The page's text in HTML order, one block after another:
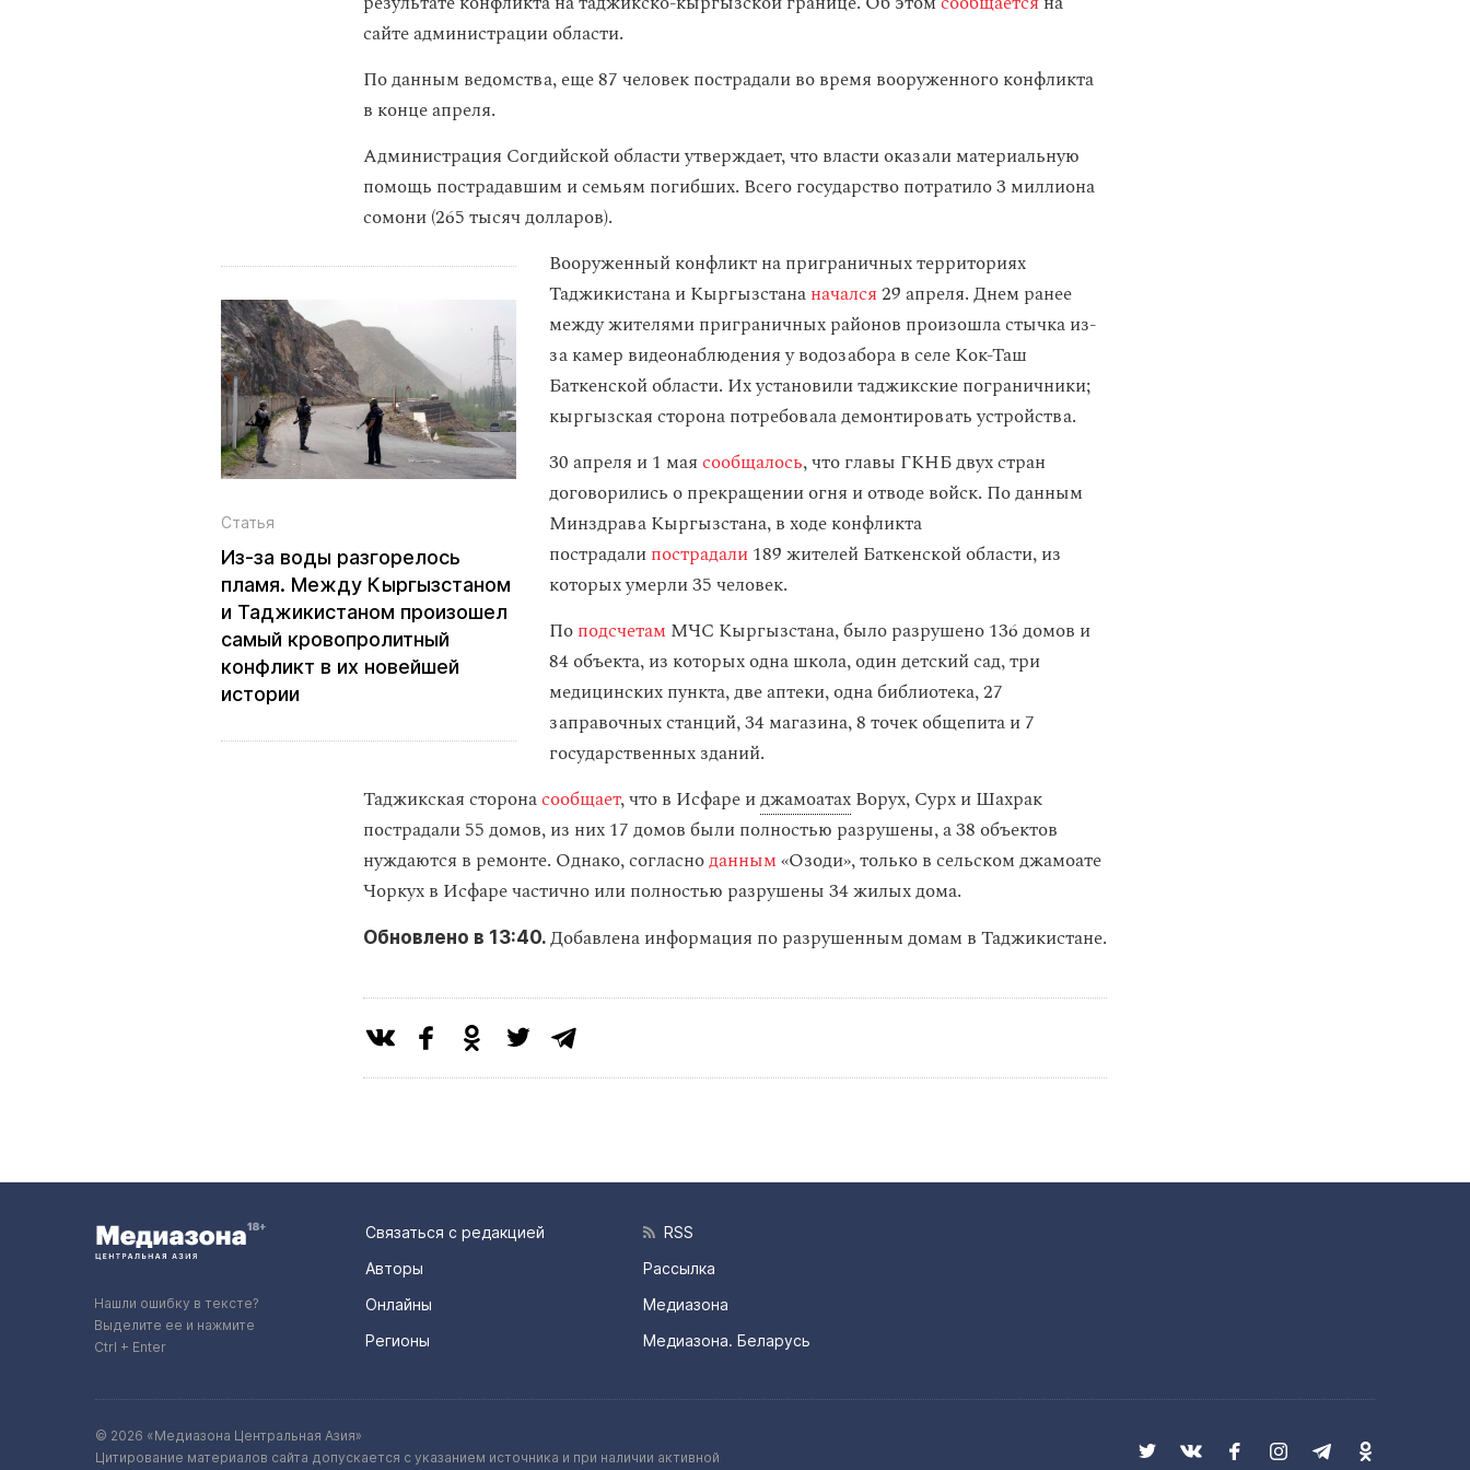
сайте администрации области.
По данным ведомства, еще 87 человек пострадали во время вооруженного конфликта
в конце апреля.
Администрация Согдийской области утверждает, что власти оказали материальную
помощь пострадавшим и семьям погибших. Всего государство потратило 3 миллиона
сомони (265 тысяч долларов).
Статья
Из‑за воды разгорелось
пламя. Между Кыргызстаном
и Таджикистаном произошел
самый кровопролитный
конфликт в их новейшей
истории
Вооруженный конфликт на приграничных территориях
Таджикистана и Кыргызстананачался29 апреля. Днем ранее
между жителями приграничных районов произошла стычка из-
за камер видеонаблюдения у водозабора в селе Кок-Таш
Баткенской области. Их установили таджикские пограничники;
кыргызская сторона потребовала демонтировать устройства.
30 апреля и 1 маясообщалось, что главы ГКНБ двух стран
договорились о прекращении огня и отводе войск. По данным
Минздрава Кыргызстана, в ходе конфликта
пострадалипострадали189 жителей Баткенской области, из
которых умерли 35 человек.
Поподсчетам МЧС Кыргызстана, было разрушено 136 домов и
84 объекта, из которых одна школа, один детский сад, три
медицинских пункта, две аптеки, одна библиотека, 27
заправочных станций, 34 магазина, 8 точек общепита и 7
государственных зданий.
Таджикская сторонасообщает, что в Исфаре иджамоатахВорух, Сурх и Шахрак
пострадали 55 домов, из них 17 домов были полностью разрушены, а 38 объектов
нуждаются в ремонте. Однако, согласноданным«Озоди», только в сельском джамоате
Чоркух в Исфаре частично или полностью разрушены 34 жилых дома.
Обновлено в 13:40. Добавлена информация по разрушенным домам в Таджикистане.
Нашли ошибку в тексте?
Выделите ее и нажмите
Ctrl + Enter
Связаться с редакцией
Авторы
Онлайны
Регионы
RSS
Рассылка
Медиазона
Медиазона. Беларусь
© 2026 «Медиазона Центральная Азия»
Цитирование материалов сайта допускается с указанием источника и при наличии активной